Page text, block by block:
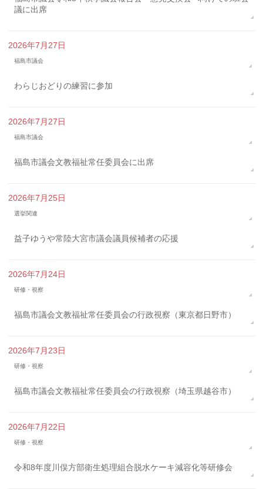
議に出席
2026年7月27日
福島市議会
わらじおどりの練習に参加
2026年7月27日
福島市議会
福島市議会文教福祉常任委員会に出席
2026年7月25日
選挙関連
益子ゆうや常陸大宮市議会議員候補者の応援
2026年7月24日
研修・視察
福島市議会文教福祉常任委員会の行政視察（東京都日野市）
2026年7月23日
研修・視察
福島市議会文教福祉常任委員会の行政視察（埼玉県越谷市）
2026年7月22日
研修・視察
令和8年度川俣方部衛生処理組合脱水ケーキ減容化等研修会